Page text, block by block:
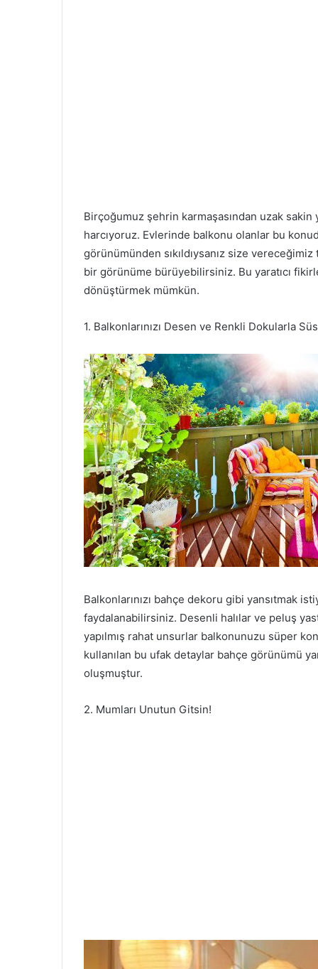
Birçoğumuz şehrin karmaşasından uzak
harcıyoruz. Evlerinde balkonu olanlar bu
görünümünden sıkıldıysanız size vereceğimiz
bir görünüme bürüyebilirsiniz. Bu yaratıcı
dönüştürmek mümkün.
1. Balkonlarınızı Desen ve Renkli Dokularla
Balkonlarınızı bahçe dekoru gibi yansıtmak
faydalanabilirsiniz. Desenli halılar ve peluş
yapılmış rahat unsurlar balkonunuzu süper
kullanılan bu ufak detaylar bahçe görünümü
oluşmuştur.
2. Mumları Unutun Gitsin!